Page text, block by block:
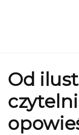
Od